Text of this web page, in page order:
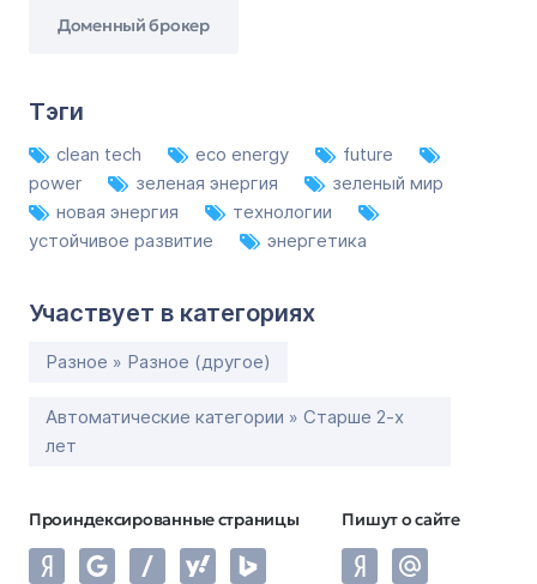
Доменный брокер
Тэги
clean tech eco energy
future
power
зеленая энергия
зеленый мир
новая энергия
технологии
устойчивое развитие
энергетика
Участвует в категориях
Разное » Разное (другое)
Автоматические категории » Старше 2-х
лет
Проиндексированные страницы Пишут о сайте